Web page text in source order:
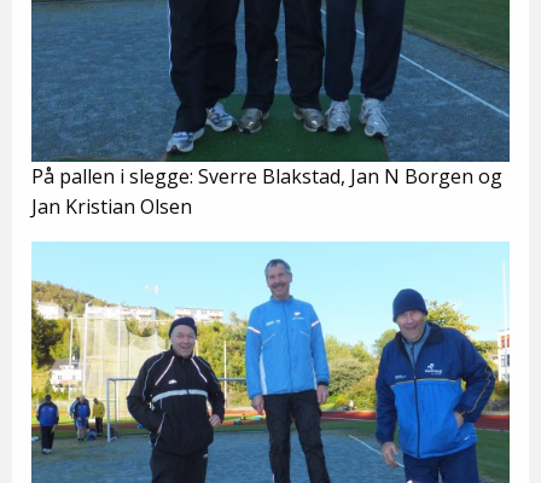
På pallen i slegge: Sverre Blakstad, Jan N Borgen og
Jan Kristian Olsen